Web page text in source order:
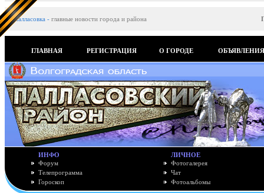
Палласовка - главные новости города и района
ГЛАВНАЯ РЕГИСТРАЦИЯ О ГОРОДЕ ОБЪЯВЛЕНИЯ
ИНФО
Форум
Телепрограмма
Гороскоп
ЛИЧНОЕ
Фотогалерея
Чат
Фотоальбомы